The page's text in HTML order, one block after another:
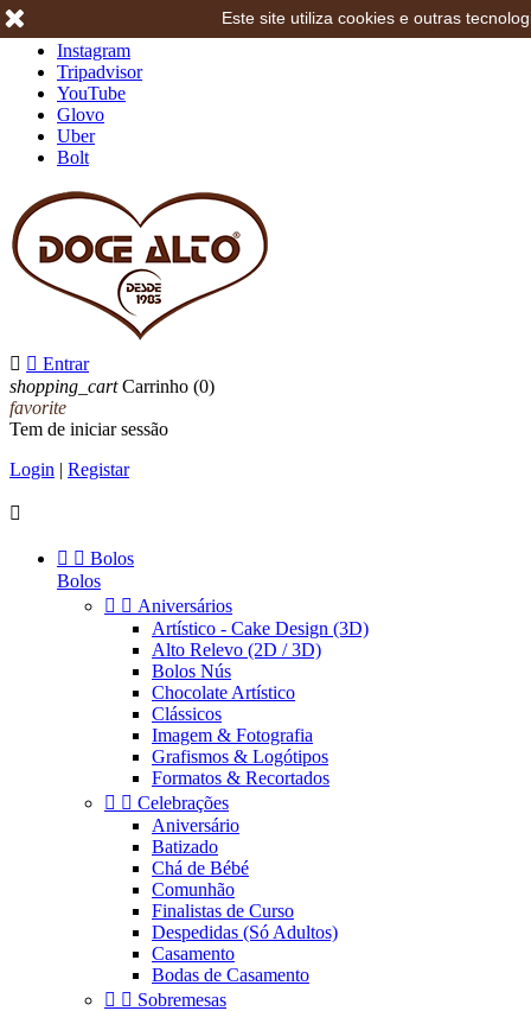
Instagram
Tripadvisor
YouTube
Glovo
Uber
Bolt
  Entrar
shopping_cart Carrinho (0)
favorite
Tem de iniciar sessão
Login | Registar

  Bolos
Bolos
  Aniversários
Artístico - Cake Design (3D)
Alto Relevo (2D / 3D)
Bolos Nús
Chocolate Artístico
Clássicos
Imagem & Fotografia
Grafismos & Logótipos
Formatos & Recortados
  Celebrações
Aniversário
Batizado
Chá de Bébé
Comunhão
Finalistas de Curso
Despedidas (Só Adultos)
Casamento
Bodas de Casamento
  Sobremesas
Este site utiliza cookies e outras